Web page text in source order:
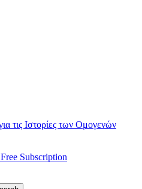
τις Ιστορίες των Ομογενών
Subscription